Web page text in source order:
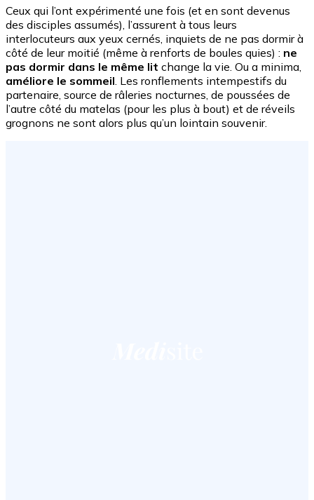
Ceux qui l’ont expérimenté une fois (et en sont devenus
des disciples assumés), l’assurent à tous leurs
interlocuteurs aux yeux cernés, inquiets de ne pas dormir à
côté de leur moitié (même à renforts de boules quies) : ne
pas dormir dans le même lit change la vie. Ou a minima,
améliore le sommeil. Les ronflements intempestifs du
partenaire, source de râleries nocturnes, de poussées de
l’autre côté du matelas (pour les plus à bout) et de réveils
grognons ne sont alors plus qu’un lointain souvenir.